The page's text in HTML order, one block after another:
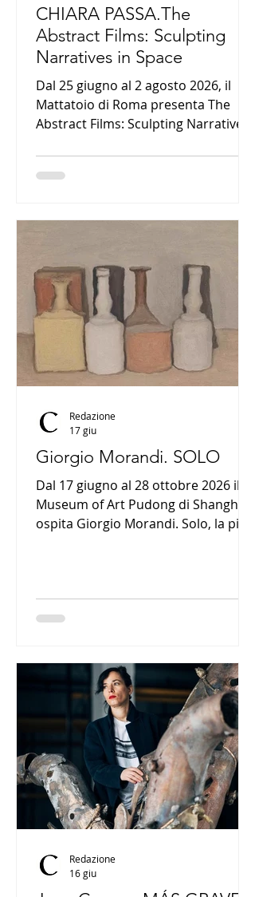
CHIARA PASSA.The
Abstract Films: Sculpting
Narratives in Space
Dal 25 giugno al 2 agosto 2026, il
Mattatoio di Roma presenta The
Abstract Films: Sculpting Narratives
Chiara Passa composta da quattro
film interattivi che esplorano il
intelligenza artificiale, architettura,
suono e partecipazione del pubblico.
Giorgio Morandi. SOLO
Dal 17 giugno al 28 ottobre 2026 il
Museum of Art Pudong di Shanghai
ospita Giorgio Morandi. Solo, la più
acquerelli e disegni ripercorrono
l’intera ricerca dell’artista in una
il ruolo di Bologna nella
valorizzazione dell’eredità
morandiana nel mondo.
Redazione
17 giu
Redazione
16 giu